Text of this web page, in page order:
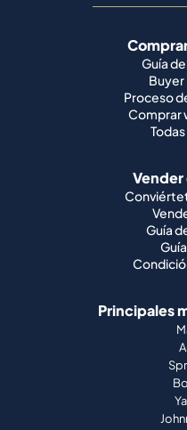
Guía
Proceso
Comprar
Guía
Principales